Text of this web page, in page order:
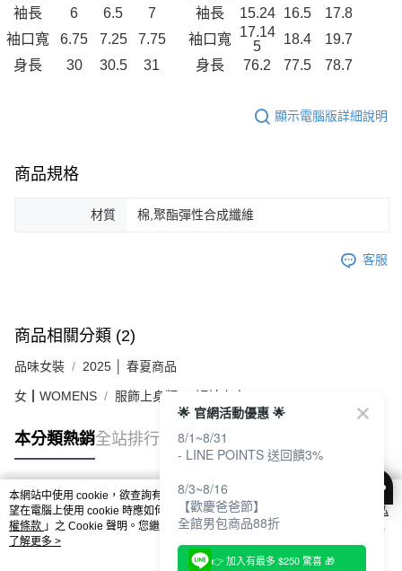
袖長
6 6.5 7 袖長 15.24 16.5
17.8
袖口寬
6.75 7.25 7.75 袖口寬
17.14
5
18.4
19.7
身長
30 30.5 31 身長 76.2 77.5 78.7
顯示電腦版詳細說明
商品規格
材質 棉,聚酯彈性合成纖維
客服
商品相關分類 (2)
品味女裝 2025 │ 春夏商品
女┃WOMENS 服飾上身類 短袖上衣
本分類熱銷全站排行
熱門標籤
本網站中使用 cookie，欲查詢有關本網站使用 cookie 方式之詳情，及若您不希
望在電腦上使用 cookie 時應如何變更電腦的 cookie 設定，請參閱本網站「
隱私
權條款 」之 Cookie 聲明。您繼續使用本網站即表示您同意本公司得按本網站使
用條款之 Cookie 聲明使用 cookie。
了解更多 >
🌟 官網活動優惠 🌟
8/1~8/31
- LINE POINTS 送回饋3%
8/3~8/16
【歡慶爸爸節】
全館男包商品88折
👉 加入有最多 $250 驚喜 🎁